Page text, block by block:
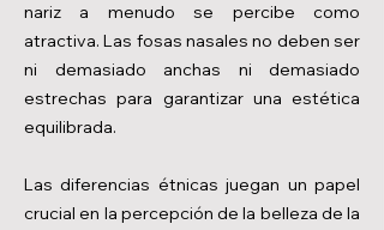
nariz a menudo se percibe como
atractiva. Las fosas nasales no deben ser
ni demasiado anchas ni demasiado
estrechas para garantizar una estética
equilibrada.
Las diferencias étnicas juegan un papel
crucial en la percepción de la belleza de la